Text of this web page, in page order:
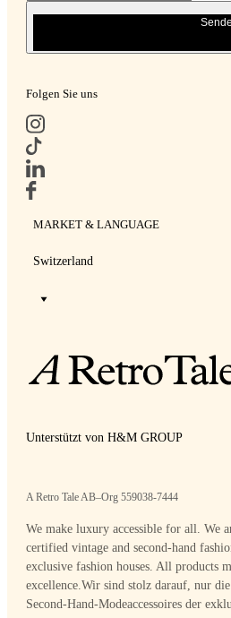
Folgen Sie uns
MARKET & LANGUAGE
Switzerland
Unterstützt von H&M GROUP
A Retro Tale AB–Org 559038-7444
We make luxury accessible for all. We
certified vintage and second-hand
exclusive fashion houses. All products
excellence.Wir sind stolz darauf, nur
Second-Hand-Modeaccessoires der